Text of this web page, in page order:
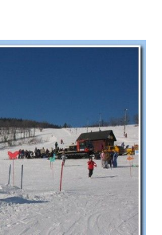
názvem
Hora